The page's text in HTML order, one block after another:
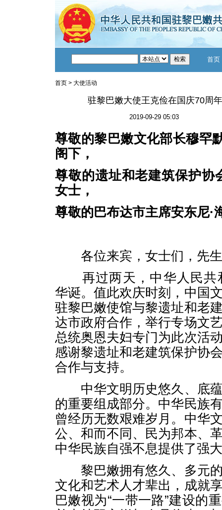
首页
首页 > 大使活动
驻黎巴嫩大使王克俭在国庆70周
2019-09-29 05:03
尊敬的黎巴嫩文化部长穆罕
阁下，
尊敬的遗址和老建筑保护协
女士，
尊敬的巴布达市主席安东尼·
各位来宾，女士们，先生
再过两天，中华人民共
华诞。值此欢庆时刻，中国
驻黎巴嫩使馆与黎遗址和老
达市政府合作，举行专场文
总统奥恩夫妇专门为此次活
感谢黎遗址和老建筑保护协
合作与支持。
中华文明历史悠久、底蕴
的重要组成部分。中华民族
曾经历无数艰难岁月。中华
公、和而不同、民为邦本、
中华民族自强不息提供了强
黎巴嫩拥有悠久、多元的
文化和艺术人才辈出，成就
巴嫩视为“一带一路”建设的